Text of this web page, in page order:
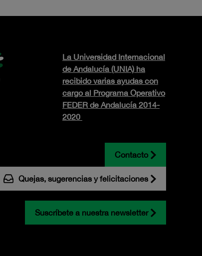
La Universidad Internacional
de Andalucía (UNIA) ha
recibido varias ayudas con
cargo al Programa Operativo
FEDER de Andalucía 2014-
2020
Contacto
Quejas, sugerencias y felicitaciones
Suscríbete a nuestra newsletter